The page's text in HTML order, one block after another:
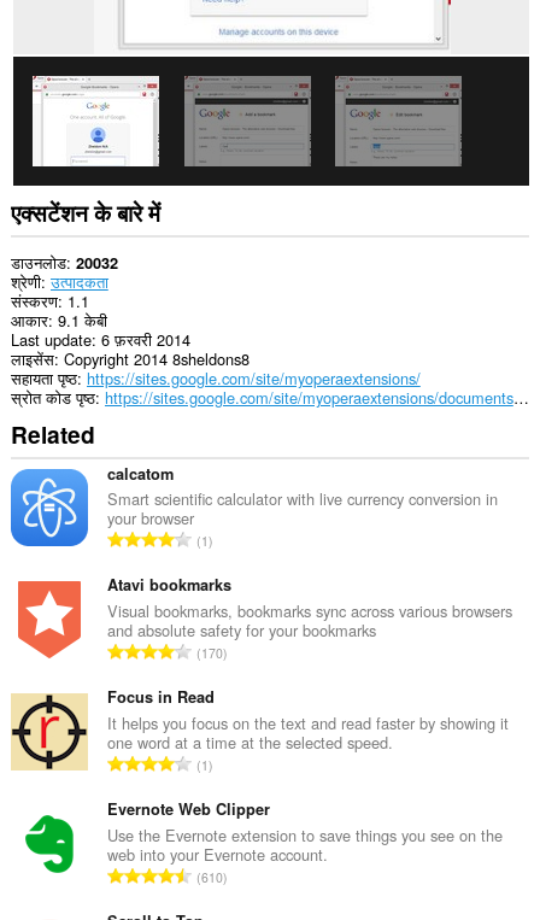
एक्सटेंशन के बारे में
डाउनलोड 20032
श्रेणी उत्पादकता
संस्करण 1.1
आकार 9.1 केबी
Last update 6 फ़रवरी 2014
लाइसेंस Copyright 2014 8sheldons8
सहायता पृष्ठ https://sites.google.com/site/myoperaextensions/
स्रोत कोड पृष्ठ
https://sites.google.com/site/myoperaextensions/documents/source
Related
calcatom
Smart scientific calculator with live currency conversion in
your browser
रे
ग
की
कु
ल
ख्या
:
1
Atavi bookmarks
Visual bookmarks, bookmarks sync across various browsers
and absolute safety for your bookmarks
रे
ग
की
कु
ल
ख्या
:
170
Focus in Read
It helps you focus on the text and read faster by showing it
one word at a time at the selected speed.
रे
ग
की
कु
ल
1
Evernote Web Clipper
Use the Evernote extension to save things you see on the
web into your Evernote account.
रे610